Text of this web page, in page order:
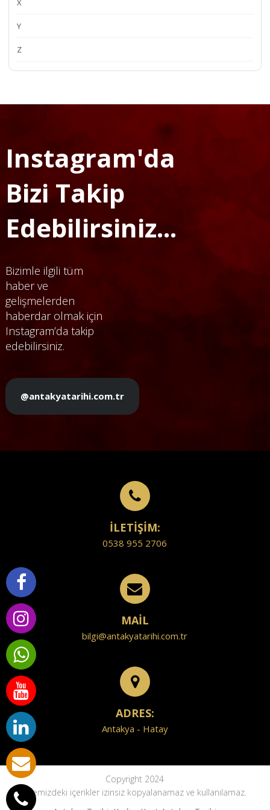
X
Y
Z
Instagram'da
Bizi Takip
Edebilirsiniz...
Bizimle ilgili tüm
haber ve
gelişmelerden
haberdar olmak için
Instagram’da takip
edebilirsiniz.
@antakyatarihi.com.tr
İLETİŞİM:
0538 955 2706
MAİL
bilgi@antakyatarihi.com.tr
ADRES:
Antakya - Hatay
Copyright 2024
Sitemizdeki içerikler izinsiz kopyalanamaz ve kullanılamaz.